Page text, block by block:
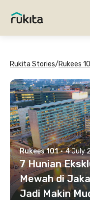
Rukita Stories/Rukees
Rukees 101 · 4 July
7 Hunian
Mewah di
Jadi Makin